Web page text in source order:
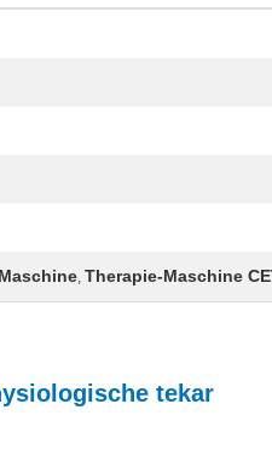
, Therapie-Maschine
tekar